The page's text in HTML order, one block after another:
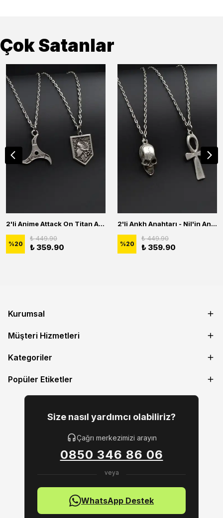
Çok Satanlar
2'li Anime Attack On Titan Acrylic Maria Anime Naruto Erkek Kadın Kolye Seti
%20
₺ 449.90
₺ 359.90
2'li Ankh Anahtarı - Nil'in Anahtarı - Kuru Kafa Erkek Kadın Kolye Seti
%20
₺ 449.90
₺ 359.90
Kurumsal
Müşteri Hizmetleri
Kategoriler
Popüler Etiketler
Size nasıl yardımcı olabiliriz?
Çağrı merkezimizi arayın
0850 346 86 06
WhatsApp Destek